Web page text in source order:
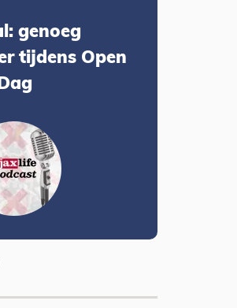
genoeg
tijdens Open